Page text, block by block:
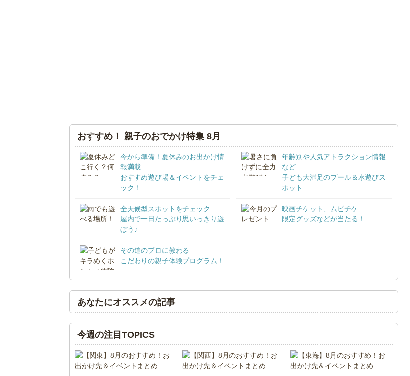
おすすめ！ 親子のおでかけ特集 8月
今から準備！夏休みのお出かけ情
報満載
おすすめ遊び場＆イベントをチェ
ック！
年齢別や人気アトラクション情報
など
子ども大満足のプール＆水遊びス
ポット
全天候型スポットをチェック
屋内で一日たっぷり思いっきり遊
ぼう♪
映画チケット、ムビチケ
限定グッズなどが当たる！
その道のプロに教わる
こだわりの親子体験プログラム！
あなたにオススメの記事
今週の注目TOPICS